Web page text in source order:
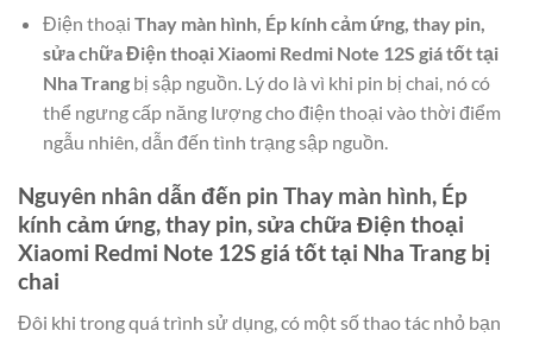
Điện thoại Thay màn hình, Ép kính cảm ứng, thay pin,
sửa chữa Điện thoại Xiaomi Redmi Note 12S giá tốt tại
Nha Trangbị sập nguồn. Lý do là vì khi pin bị chai, nó có
thể ngưng cấp năng lượng cho điện thoại vào thời điểm
ngẫu nhiên, dẫn đến tình trạng sập nguồn.
Nguyên nhân dẫn đến pin Thay màn hình, Ép
kính cảm ứng, thay pin, sửa chữa Điện thoại
Xiaomi Redmi Note 12S giá tốt tại Nha Trang bị
chai
Đôi khi trong quá trình sử dụng, có một số thao tác nhỏ bạn